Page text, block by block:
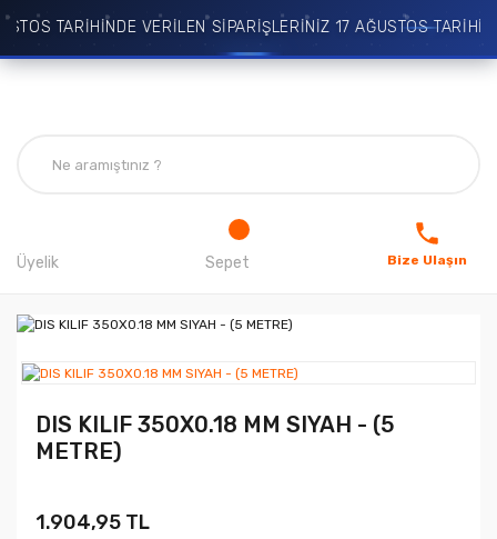
TARİHİNDE VERİLEN SİPARİŞLERİNİZ 17 AĞUSTOS
Üyelik Sepet Bize Ulaşın
DIS KILIF 350X0.18 MM SIYAH - (5
METRE)
1.904,95 TL